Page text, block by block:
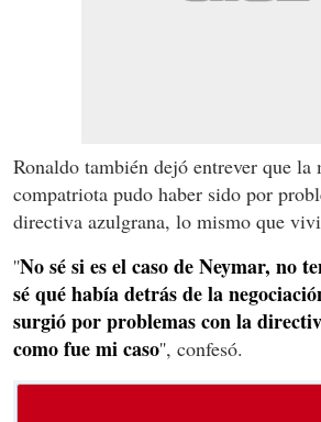
Ronaldo también dejó entrever que la
compatriota pudo haber sido por
directiva azulgrana, lo mismo que
''No sé si es el caso deNeymar, no
sé qué había detrás de la
surgió por problemas con la
como fue mi caso'', confesó.